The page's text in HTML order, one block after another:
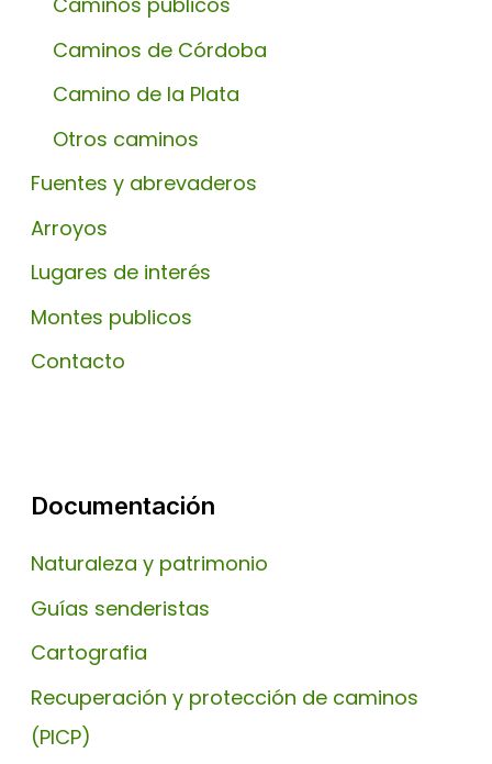
Caminos de Córdoba
Camino de la Plata
Otros caminos
Fuentes y abrevaderos
Arroyos
Lugares de interés
Montes publicos
Contacto
Documentación
Naturaleza y patrimonio
Guías senderistas
Cartografia
Recuperación y protección de caminos
(PICP)